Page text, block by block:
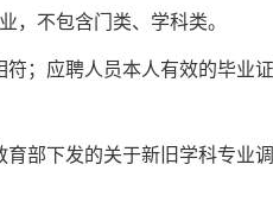
，不包含门类、学科类。
；应聘人员本人有效的毕业
部下发的关于新旧学科专业